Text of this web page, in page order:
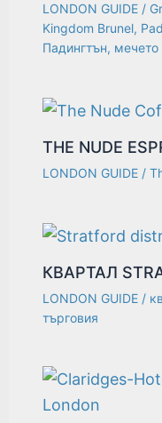
LONDON GUIDE /
Kingdom Brunel,
Падингтън, мечето
THE NUDE
LONDON GUIDE /
КВАРТАЛ
LONDON GUIDE /
търговия